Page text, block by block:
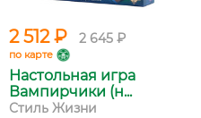
2 512 ₽ 2 645 ₽
по карте
Настольная игра
Вампирчики (н...
Стиль Жизни